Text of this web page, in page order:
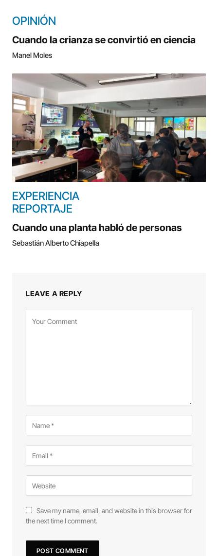
OPINIÓN
Cuando la crianza se convirtió en ciencia
Manel Moles
EXPERIENCIA
REPORTAJE
Cuando una planta habló de personas
Sebastián Alberto Chiapella
LEAVE A REPLY
Save my name, email, and website in this browser for
the next time I comment.